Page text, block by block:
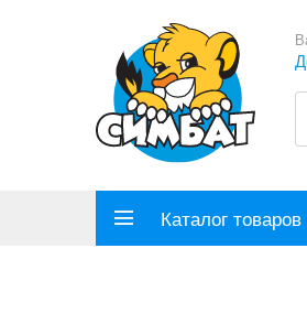
Каталог товаров